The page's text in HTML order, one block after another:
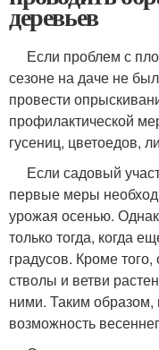
деревьев
Если проблем с
сезоне на даче не
провести
профилактической
гусениц, цветоедов,
Если садовый
первые меры
урожая осенью.
только тогда, когда
градусов. Кроме
стволы и ветви
ними. Таким образом,
возможность